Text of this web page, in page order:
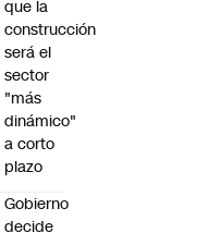
que la
construcción
será el
sector
"más
dinámico"
a corto
plazo
Gobierno
decide